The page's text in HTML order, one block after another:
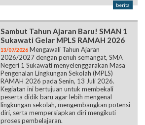
berita
Sambut Tahun Ajaran Baru! SMAN 1
Sukawati Gelar MPLS RAMAH 2026
13/07/2026 Mengawali Tahun Ajaran
2026/2027 dengan penuh semangat, SMA
Negeri 1 Sukawati menyelenggarakan Masa
Pengenalan Lingkungan Sekolah (MPLS)
RAMAH 2026 pada Senin, 13 Juli 2026.
Kegiatan ini bertujuan untuk membekali
peserta didik baru agar lebih mengenal
lingkungan sekolah, mengembangkan potensi
diri, serta mempersiapkan diri mengikuti
proses pembelajaran.